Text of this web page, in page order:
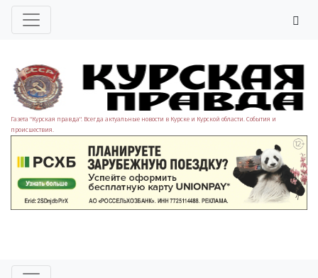
Газета "Курская правда". Всегда актуальные новости в Курске и Курской области. События и
происшествия.